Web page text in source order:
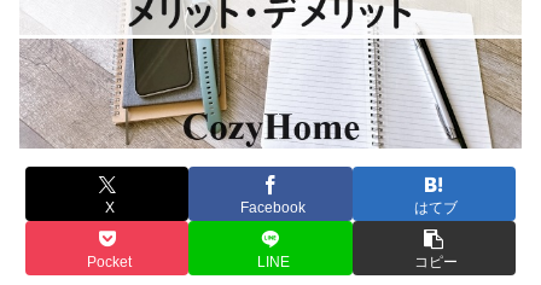
X Facebook はてブ
Pocket LINE コピー